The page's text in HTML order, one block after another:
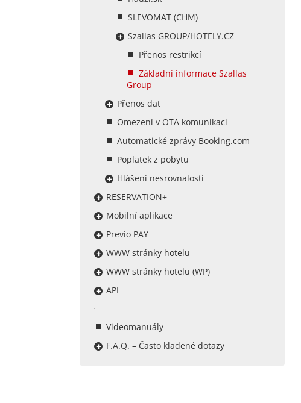
SLEVOMAT (CHM)
Szallas GROUP/HOTELY.CZ
Přenos restrikcí
Základní informace Szallas
Group
Přenos dat
Omezení v OTA komunikaci
Automatické zprávy Booking.com
Poplatek z pobytu
Hlášení nesrovnalostí
RESERVATION+
Mobilní aplikace
Previo PAY
WWW stránky hotelu
WWW stránky hotelu (WP)
API
Videomanuály
F.A.Q. – Často kladené dotazy